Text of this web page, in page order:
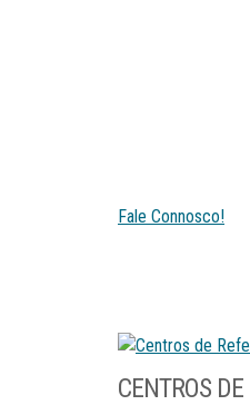
Fale Connosco!
CENTROS DE